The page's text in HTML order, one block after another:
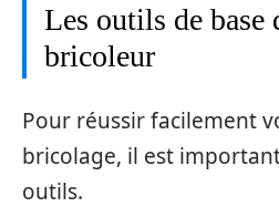
Les outils de base
bricoleur
Pour réussir facilement
bricolage, il est
outils.